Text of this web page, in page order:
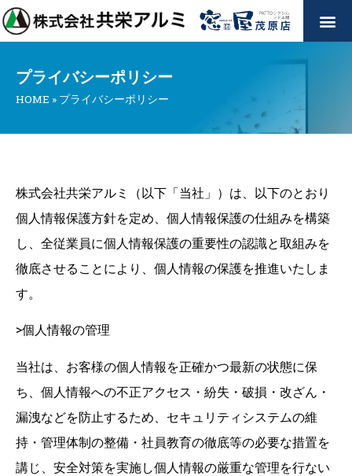
プライバシーポリシー
HOME » プライバシーポリシー
株式会社共栄アルミ（以下「当社」）は、以下のとおり
個人情報保護方針を定め、個人情報保護の仕組みを構築
し、全従業員に個人情報保護の重要性の認識と取組みを
徹底させることにより、個人情報の保護を推進いたしま
す。
>個人情報の管理
当社は、お客様の個人情報を正確かつ最新の状態に保
ち、個人情報への不正アクセス・紛失・破損・改ざん・
漏洩などを防止するため、セキュリティシステムの維
持・管理体制の整備・社員教育の徹底等の必要な措置を
講じ、安全対策を実施し個人情報の厳重な管理を行ない